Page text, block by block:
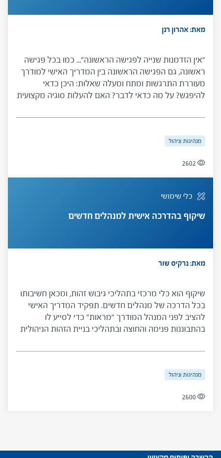
מאת: אהרון רנן
"אין הזדמנות שנייה לפגישה הראשונה"... כמו בכל פגישה
ראשונה, גם הפגישה הראשונה בין המדריך האישי למודרך
מעוררת התרגשות ומתח ומעלה שאלות: היכן כדאי
להיפגש? על מה כדאי לדבר? האם להעלות סוגיה מקצועית
מדריכים אישיים למנהלי בתי ספר בראשית דרכם, נועד
המסגרת והתוכן של הפגישה הראשונה.
מנהיגות וניהול
2602
כלי שימושי
שיקוף בהדרכה אישית למנהלים חדשים
מאת: נרקיס שור
שיקוף הוא כלי מרכזי בתהליכי גיבוש זהות, ומכאן חשיבותו
בכל הדרכה של מנהלים חדשים. תפקיד המדריך האישי
להציב לפני המנהל המודרך "מראות" כדי לסייע לו
בהתבוננות פנימה והחוצה ובתהליכי בניית הזהות הניהולית
ועקרונות עבודה למדריך האישי.
מנהיגות וניהול
2600